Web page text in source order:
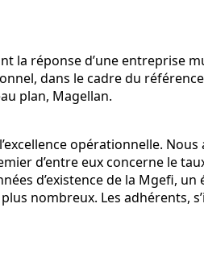
la réponse d’une entreprise
dans le cadre du
plan, Magellan.
opérationnelle.
d’entre eux concerne le
d’existence de la Mgefi,
nombreux. Les adhérents,